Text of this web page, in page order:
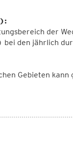
der
den jährlich
Gebieten